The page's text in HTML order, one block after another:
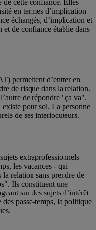
de cette confiance. Elles
en termes d’implication
échangés, d’implication et
et de confiance établie dans
permettent d’entrer en
de risque dans la relation.
de répondre "ça va".
existe pour soi. La personne
de ses interlocuteurs.
extraprofessionnels
les vacances - qui
relation sans prendre de
Ils constituent une
sur des sujets d’intérêt
des passe-temps, la politique